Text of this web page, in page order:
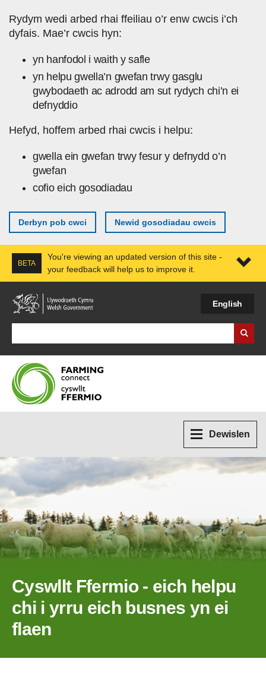
Rydym wedi arbed rhai ffeiliau o’r enw cwcis i’ch
dyfais. Mae’r cwcis hyn:
yn hanfodol i waith y safle
yn helpu gwella’n gwefan trwy gasglu
gwybodaeth ac adrodd am sut rydych chi’n ei
defnyddio
Hefyd, hoffem arbed rhai cwcis i helpu:
gwella ein gwefan trwy fesur y defnydd o’n
gwefan
cofio eich gosodiadau
Derbyn pob cwci Newid gosodiadau cwcis
BETA
You're viewing an updated version of this site -
your feedback will help us to improve it.
English
Dewislen
Cyswllt Ffermio - eich helpu
chi i yrru eich busnes yn ei
flaen